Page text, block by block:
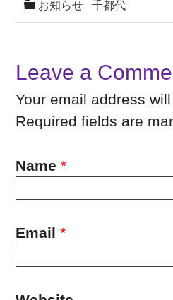
お知らせ 千都代
Leave a
Your email address
Required fields are
Name *
Email *